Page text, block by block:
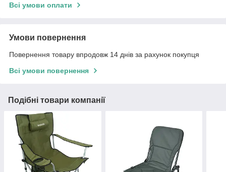
Всі умови оплати
Умови повернення
Повернення товару впродовж 14 днів за рахунок покупця
Всі умови повернення
Подібні товари компанії